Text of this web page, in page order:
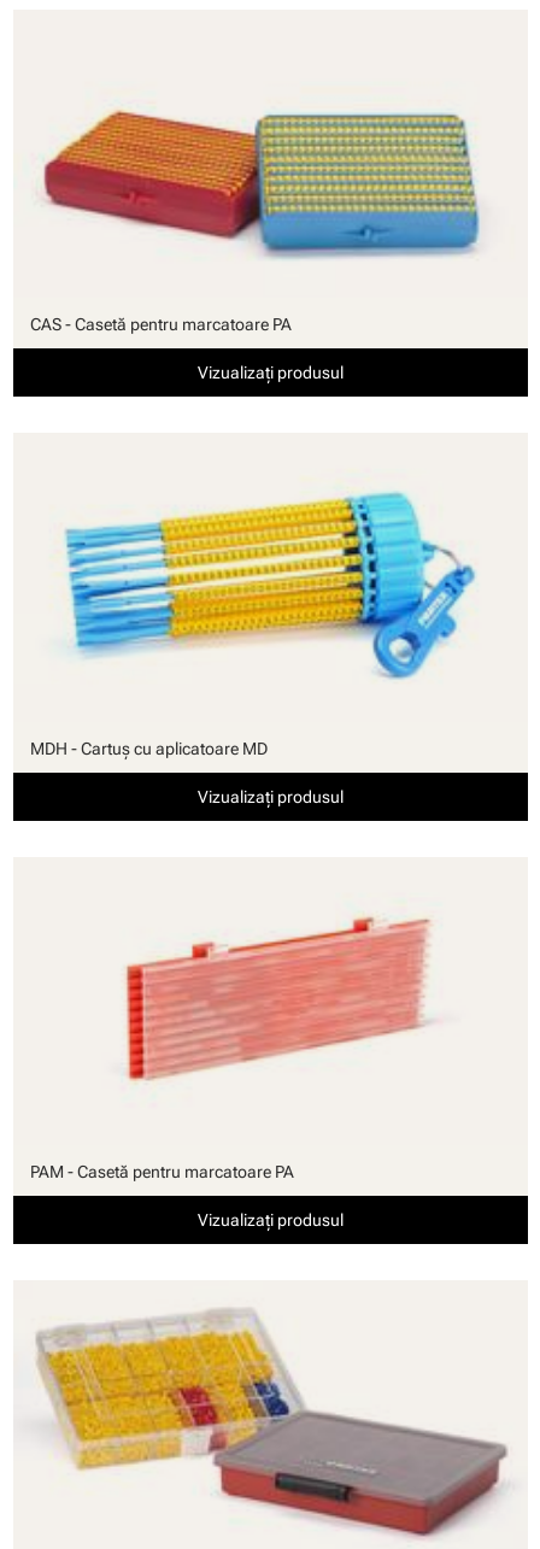
CAS - Casetă pentru marcatoare PA
Vizualizați produsul
MDH - Cartuş cu aplicatoare MD
Vizualizați produsul
PAM - Casetă pentru marcatoare PA
Vizualizați produsul